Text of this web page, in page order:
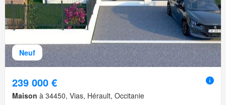
Neuf
239 000 €
Maison à 34450, Vias, Hérault, Occitanie